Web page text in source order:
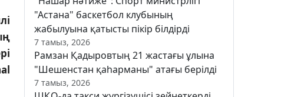
"Астана" баскетбол клубының
жабылуына қатысты пікір білдірді
7 тамыз, 2026
Рамзан Қадыровтың 21 жастағы ұлына
"Шешенстан қаһарманы" атағы берілді
7 тамыз, 2026